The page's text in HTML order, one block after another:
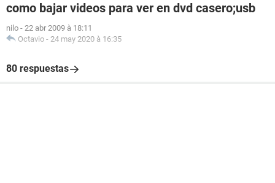
como bajar videos para ver en dvd casero;usb
nilo - 22 abr 2009 à 18:11
Octavio - 24 may 2020 à 16:35
80 respuestas